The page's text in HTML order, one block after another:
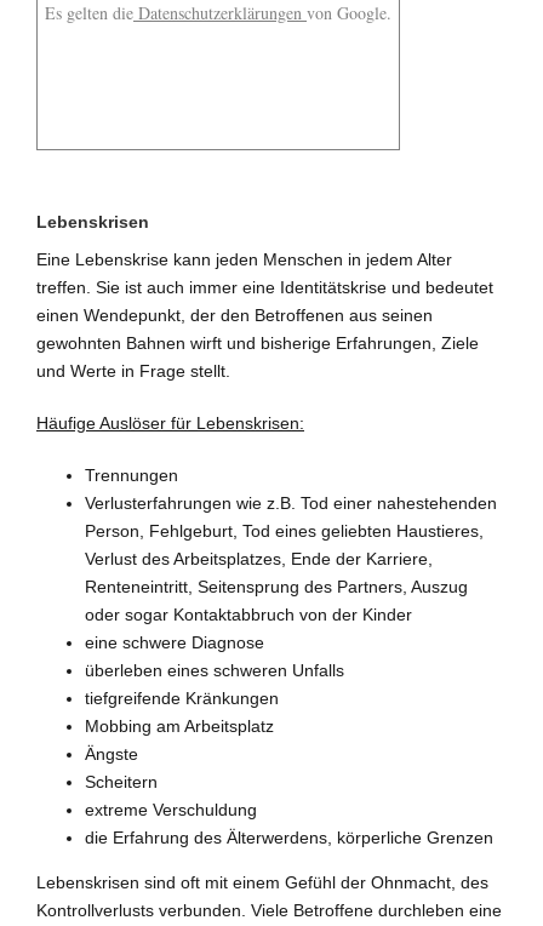
Es gelten die Datenschutzerklärungen von Google.
Lebenskrisen
Eine Lebenskrise kann jeden Menschen in jedem Alter
treffen. Sie ist auch immer eine Identitätskrise und bedeutet
einen Wendepunkt, der den Betroffenen aus seinen
gewohnten Bahnen wirft und bisherige Erfahrungen, Ziele
und Werte in Frage stellt.
Häufige Auslöser für Lebenskrisen:
Trennungen
Verlusterfahrungen wie z.B. Tod einer nahestehenden
Person, Fehlgeburt, Tod eines geliebten Haustieres,
Verlust des Arbeitsplatzes, Ende der Karriere,
Renteneintritt, Seitensprung des Partners, Auszug
oder sogar Kontaktabbruch von der Kinder
eine schwere Diagnose
überleben eines schweren Unfalls
tiefgreifende Kränkungen
Mobbing am Arbeitsplatz
Ängste
Scheitern
extreme Verschuldung
die Erfahrung des Älterwerdens, körperliche Grenzen
Lebenskrisen sind oft mit einem Gefühl der Ohnmacht, des
Kontrollverlusts verbunden. Viele Betroffene durchleben eine